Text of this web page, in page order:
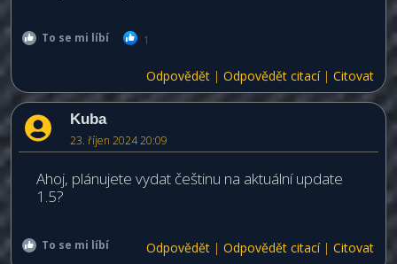
To se mi líbí 1
Odpovědět | Odpovědět citací| Citovat
Kuba
23. říjen 2024 20:09
Ahoj, plánujete vydat češtinu na aktuální update
1.5?
To se mi líbí Odpovědět | Odpovědět citací| Citovat